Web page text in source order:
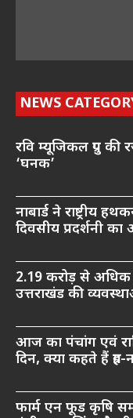
NEWS
रवि म्यूजिकल ग्रुप
‘घनक’
नाबार्ड ने राष्ट्रीय
दिवसीय प्रदर्शनी
2.19 करोड़ से
उत्तराखंड की
आज का पंचांग एवं
दिन, क्या कहते हैं ग्रह-
फार्म एन फूड कृषि